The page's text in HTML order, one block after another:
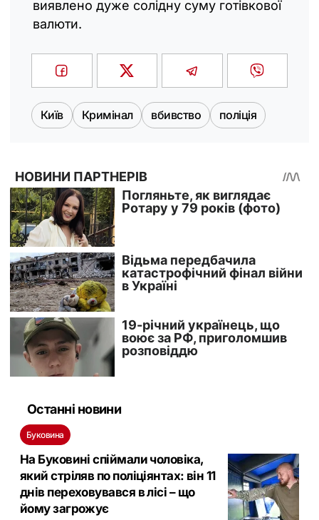
виявлено дуже солідну суму готівкової
валюти.
Київ Кримінал вбивство поліція
Останні новини
Буковина
На Буковині спіймали чоловіка,
який стріляв по поліціянтах: він 11
днів переховувався в лісі – що
йому загрожує